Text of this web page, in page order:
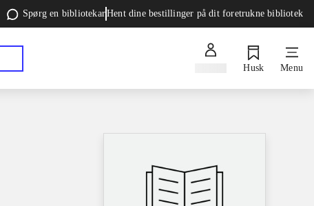
Spørg en bibliotekarHent dine bestillinger på dit foretrukne bibliotek
Husk Menu